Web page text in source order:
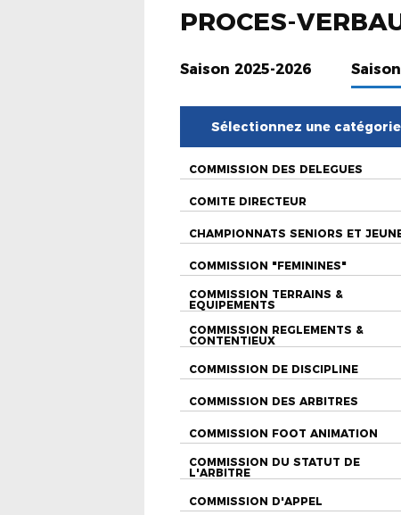
PROCES-
Saison 2025-2026
Sélectionnez une catégorie
COMMISSION DES DELEGUES
COMITE DIRECTEUR
CHAMPIONNATS SENIORS ET
COMMISSION "FEMININES"
COMMISSION TERRAINS &
EQUIPEMENTS
COMMISSION REGLEMENTS &
CONTENTIEUX
COMMISSION DE DISCIPLINE
COMMISSION DES ARBITRES
COMMISSION FOOT ANIMATION
COMMISSION DU STATUT DE
L'ARBITRE
COMMISSION D'APPEL